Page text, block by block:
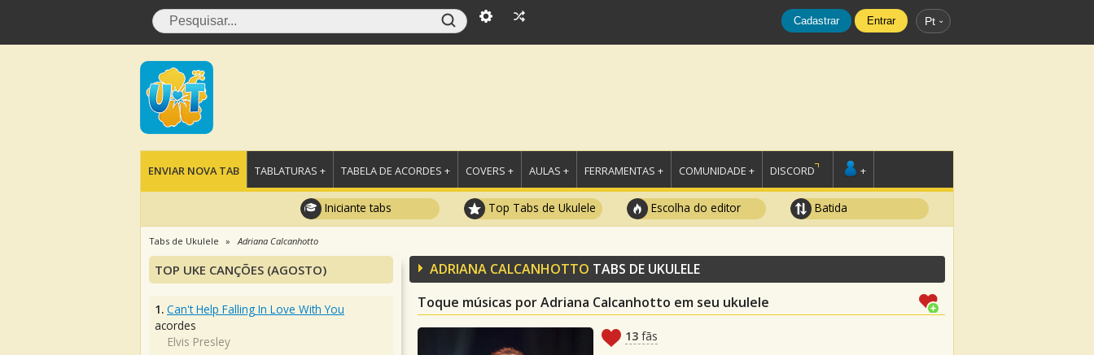
Cadastrar Entrar Pt
ENVIAR NOVA TAB TABLATURAS + TABELA DE ACORDES + COVERS + AULAS + FERRAMENTAS + COMUNIDADE + DISCORD +
Iniciante tabs Top Tabs de Ukulele Escolha do editor Batida
Tabs de Ukulele Adriana Calcanhotto
ADRIANA CALCANHOTTO TABS DE UKULELE
Toque músicas por Adriana Calcanhotto em seu ukulele
13 fãs
TOP UKE CANÇÕES (AGOSTO)
1. Can't Help Falling In Love With You
acordes
Elvis Presley